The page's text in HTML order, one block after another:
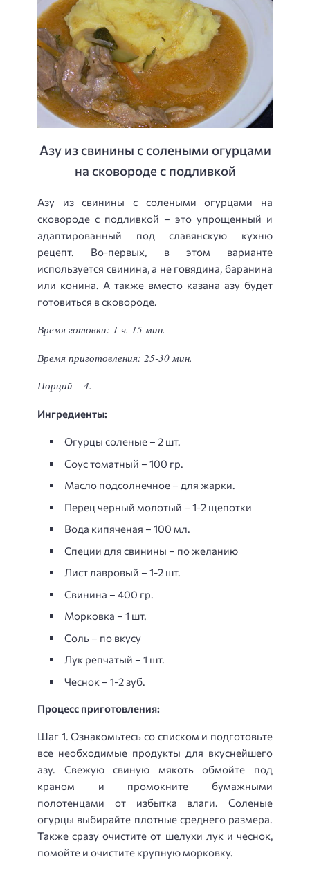
Азу из свинины с солеными огурцами
на сковороде с подливкой
Азу из свинины с солеными огурцами на
сковороде с подливкой – это упрощенный и
адаптированный под славянскую кухню
рецепт. Во-первых, в этом варианте
используется свинина, а не говядина, баранина
или конина. А также вместо казана азу будет
готовиться в сковороде.
Время готовки: 1 ч. 15 мин.
Время приготовления: 25-30 мин.
Порций – 4.
Ингредиенты:
Огурцы соленые – 2 шт.
Соус томатный – 100 гр.
Масло подсолнечное – для жарки.
Перец черный молотый – 1-2 щепотки
Вода кипяченая – 100 мл.
Специи для свинины – по желанию
Лист лавровый – 1-2 шт.
Свинина – 400 гр.
Морковка – 1 шт.
Соль – по вкусу
Лук репчатый – 1 шт.
Чеснок – 1-2 зуб.
Процесс приготовления:
Шаг 1. Ознакомьтесь со списком и подготовьте
все необходимые продукты для вкуснейшего
азу. Свежую свиную мякоть обмойте под
краном и промокните бумажными
полотенцами от избытка влаги. Соленые
огурцы выбирайте плотные среднего размера.
Также сразу очистите от шелухи лук и чеснок,
помойте и очистите крупную морковку.